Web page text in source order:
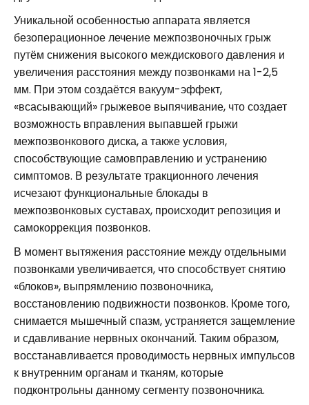
Уникальной особенностью аппарата является
безоперационное лечение межпозвоночных грыж
путём снижения высокого междискового давления и
увеличения расстояния между позвонками на 1-2,5
мм. При этом создаётся вакуум-эффект,
«всасывающий» грыжевое выпячивание, что создает
возможность вправления выпавшей грыжи
межпозвонкового диска, а также условия,
способствующие самовправлению и устранению
симптомов. В результате тракционного лечения
исчезают функциональные блокады в
межпозвонковых суставах, происходит репозиция и
самокоррекция позвонков.
В момент вытяжения расстояние между отдельными
позвонками увеличивается, что способствует снятию
«блоков», выпрямлению позвоночника,
восстановлению подвижности позвонков. Кроме того,
снимается мышечный спазм, устраняется защемление
и сдавливание нервных окончаний. Таким образом,
восстанавливается проводимость нервных импульсов
к внутренним органам и тканям, которые
подконтрольны данному сегменту позвоночника.